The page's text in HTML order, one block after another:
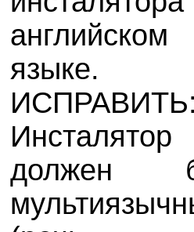
английском
языке.
Инсталятор
должен